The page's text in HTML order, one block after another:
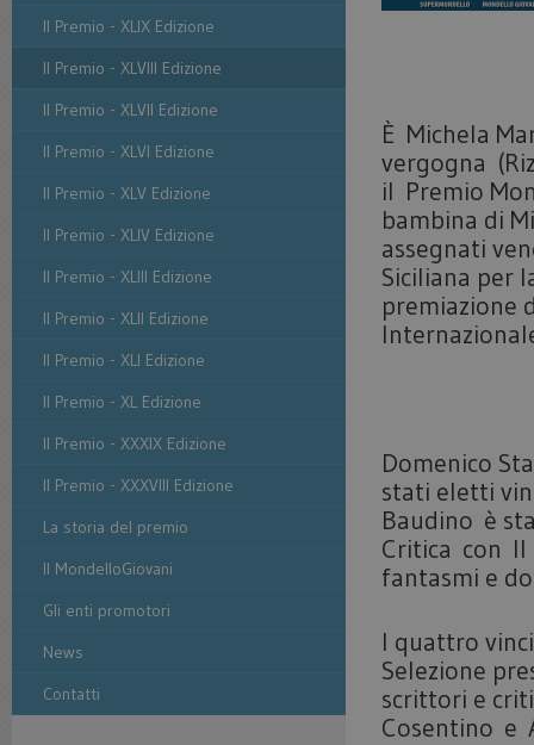
Il Premio - XLIX Edizione
Il Premio - XLVIII Edizione
Il Premio - XLVII Edizione
Il Premio - XLVI Edizione
Il Premio - XLV Edizione
Il Premio - XLIV Edizione
Il Premio - XLIII Edizione
Il Premio - XLII Edizione
Il Premio - XLI Edizione
Il Premio - XL Edizione
Il Premio - XXXIX Edizione
Il Premio - XXXVIII Edizione
La storia del premio
Il MondelloGiovani
Gli enti promotori
News
Contatti
È Michela
vergogna
il Premio
bambina di
assegnati
Siciliana per
premiazione
Domenico
stati eletti
Baudino è
Critica con
fantasmi e
I quattro
Selezione
scrittori e
Cosentino e